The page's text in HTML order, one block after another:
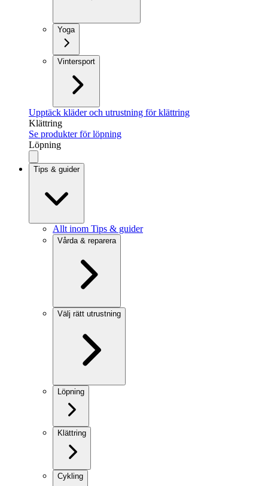
Yoga
Vintersport
Upptäck kläder och utrustning för klättring
Klättring
Se produkter för löpning
Löpning
Tips & guider
Allt inom Tips & guider
Vårda & reparera
Välj rätt utrustning
Löpning
Klättring
Cykling